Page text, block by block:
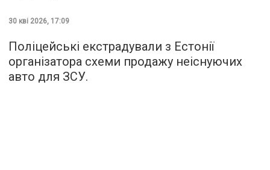
30 кві 2026, 17:09
Поліцейські екстрадували з Естонії
організатора схеми продажу неіснуючих
авто для ЗСУ.